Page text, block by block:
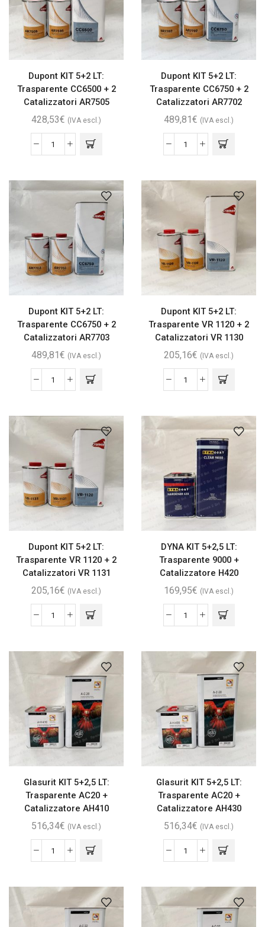
Dupont KIT 5+2 LT:
Trasparente CC6500 + 2
Catalizzatori AR7505
428,53€ (IVA escl.)
Dupont KIT 5+2 LT:
Trasparente CC6750 + 2
Catalizzatori AR7702
489,81€ (IVA escl.)
Dupont KIT 5+2 LT:
Trasparente CC6750 + 2
Catalizzatori AR7703
489,81€ (IVA escl.)
Dupont KIT 5+2 LT:
Trasparente VR 1120 + 2
Catalizzatori VR 1130
205,16€ (IVA escl.)
Dupont KIT 5+2 LT:
Trasparente VR 1120 + 2
Catalizzatori VR 1131
205,16€ (IVA escl.)
DYNA KIT 5+2,5 LT:
Trasparente 9000 +
Catalizzatore H420
169,95€ (IVA escl.)
Glasurit KIT 5+2,5 LT:
Trasparente AC20 +
Catalizzatore AH410
516,34€ (IVA escl.)
Glasurit KIT 5+2,5 LT:
Trasparente AC20 +
Catalizzatore AH430
516,34€ (IVA escl.)